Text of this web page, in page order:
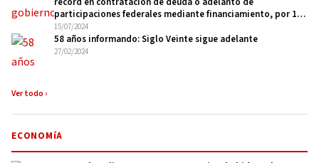
participaciones federales mediante financiamiento, por 13
mil 730 millones de pesos
15/07/2024
58 años informando: Siglo Veinte sigue adelante
27/02/2024
Ver todo ›
ECONOMíA